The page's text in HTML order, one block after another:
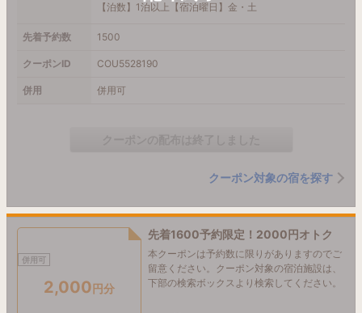
【泊数】1泊以上【宿泊曜日】金・土
先着予約数 1500
クーポンID COU5528190
併用 併用可
クーポン対象の宿を探す
併用可
2,000円分
先着1600予約限定！2000円オトク
本クーポンは予約数に限りがありますのでご
留意ください。クーポン対象の宿泊施設は、
下部の検索ボックスより検索してください。